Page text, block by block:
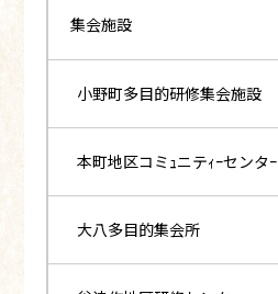
集会施設
小野町多目的研修集会施設
本町地区コミｭニテｨｰセンタｰ
大八多目的集会所